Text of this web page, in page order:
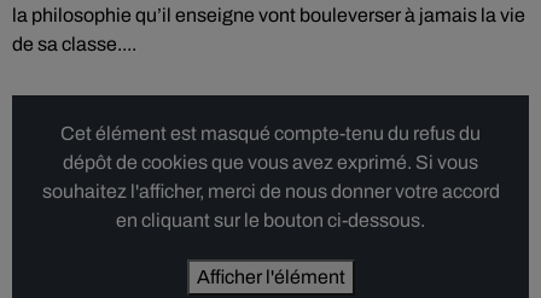
la philosophie qu’il enseigne vont bouleverser à jamais la vie
de sa classe....
Cet élément est masqué compte-tenu du refus du
dépôt de cookies que vous avez exprimé. Si vous
souhaitez l'afficher, merci de nous donner votre accord
en cliquant sur le bouton ci-dessous.
Afficher l'élément